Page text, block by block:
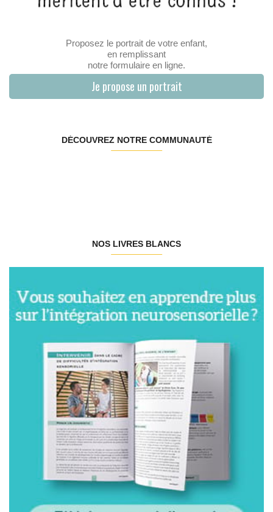
Proposez le portrait de votre enfant,
en remplissant
notre formulaire en ligne.
Je propose un portrait
DÉCOUVREZ NOTRE COMMUNAUTÉ
NOS LIVRES BLANCS